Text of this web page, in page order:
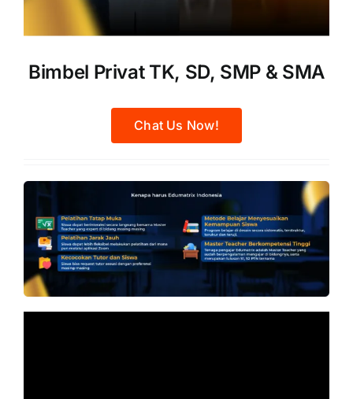
Bimbel Privat TK, SD, SMP & SMA
Chat Us Now!